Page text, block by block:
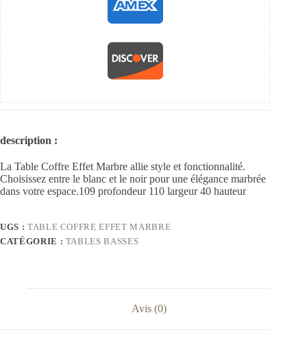
description :
La Table Coffre Effet Marbre allie style et fonctionnalité.
Choisissez entre le blanc et le noir pour une élégance marbrée
dans votre espace.109 profondeur 110 largeur 40 hauteur
UGS : TABLE COFFRE EFFET MARBRE
CATÉGORIE : TABLES BASSES
Avis (0)